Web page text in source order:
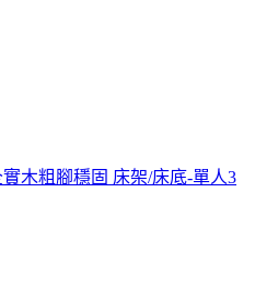
木粗腳穩固 床架/床底-單人3